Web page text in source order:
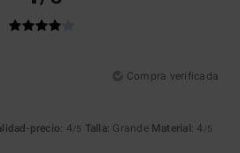
Compra verificada
precio: 4/5 Talla: Grande Material: 4 /5